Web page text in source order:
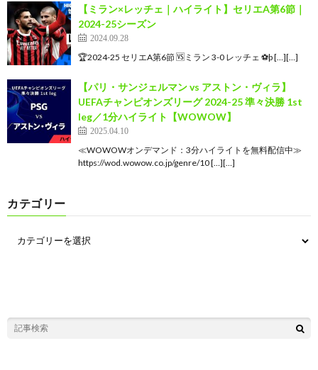
【ミラン×レッチェ｜ハイライト】セリエA第6節｜
2024-25シーズン
2024.09.28
🏆2024-25 セリエA第6節 🆚ミラン 3-0 レッチェ ⚽þ […][…]
【パリ・サンジェルマン vs アストン・ヴィラ】
UEFAチャンピオンズリーグ 2024-25 準々決勝 1st
leg／1分ハイライト【WOWOW】
2025.04.10
≪WOWOWオンデマンド：3分ハイライトを無料配信中≫
https://wod.wowow.co.jp/genre/10 […][…]
カテゴリー